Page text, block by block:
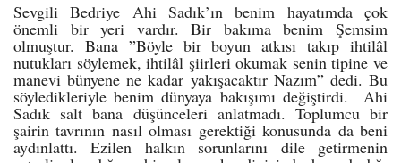
Sevgili Bedriye Ahi Sadık’ın benim hayatımda çok
önemli bir yeri vardır. Bir bakıma benim Şemsim
olmuştur. Bana ”Böyle bir boyun atkısı takıp ihtilâl
nutukları söylemek, ihtilâl şiirleri okumak senin tipine ve
manevi bünyene ne kadar yakışacaktır Nazım” dedi. Bu
söyledikleriyle benim dünyaya bakışımı değiştirdi. Ahi
Sadık salt bana düşünceleri anlatmadı. Toplumcu bir
şairin tavrının nasıl olması gerektiği konusunda da beni
aydınlattı. Ezilen halkın sorunlarını dile getirmenin